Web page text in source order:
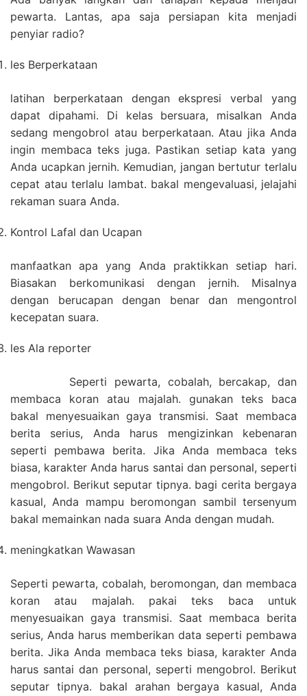
pewarta. Lantas, apa saja persiapan kita menjadi
penyiar radio?
les Berperkataan
latihan berperkataan dengan ekspresi verbal yang
dapat dipahami. Di kelas bersuara, misalkan Anda
sedang mengobrol atau berperkataan. Atau jika Anda
ingin membaca teks juga. Pastikan setiap kata yang
Anda ucapkan jernih. Kemudian, jangan bertutur terlalu
cepat atau terlalu lambat. bakal mengevaluasi, jelajahi
rekaman suara Anda.
Kontrol Lafal dan Ucapan
manfaatkan apa yang Anda praktikkan setiap hari.
Biasakan berkomunikasi dengan jernih. Misalnya
dengan berucapan dengan benar dan mengontrol
kecepatan suara.
les Ala reporter
Seperti pewarta, cobalah, bercakap, dan
membaca koran atau majalah. gunakan teks baca
bakal menyesuaikan gaya transmisi. Saat membaca
berita serius, Anda harus mengizinkan kebenaran
seperti pembawa berita. Jika Anda membaca teks
biasa, karakter Anda harus santai dan personal, seperti
mengobrol. Berikut seputar tipnya. bagi cerita bergaya
kasual, Anda mampu beromongan sambil tersenyum
bakal memainkan nada suara Anda dengan mudah.
meningkatkan Wawasan
Seperti pewarta, cobalah, beromongan, dan membaca
koran atau majalah. pakai teks baca untuk
menyesuaikan gaya transmisi. Saat membaca berita
serius, Anda harus memberikan data seperti pembawa
berita. Jika Anda membaca teks biasa, karakter Anda
harus santai dan personal, seperti mengobrol. Berikut
seputar tipnya. bakal arahan bergaya kasual, Anda